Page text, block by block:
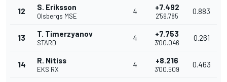
12 S. Eriksson
Olsbergs MSE
4 +7.492
2'59.785
0.883
13 T. Timerzyanov
STARD
4 +7.753
3'00.046
0.261
14 R. Nitiss
EKS RX
4 +8.216
3'00.509
0.463